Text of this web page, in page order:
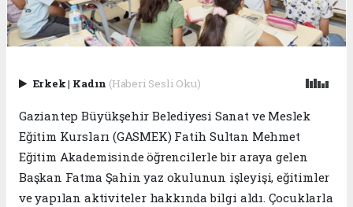
Erkek| Kadın (Haberi Sesli Oku)
Gaziantep Büyükşehir Belediyesi Sanat ve Meslek
Eğitim Kursları (GASMEK) Fatih Sultan Mehmet
Eğitim Akademisinde öğrencilerle bir araya gelen
Başkan Fatma Şahin yaz okulunun işleyişi, eğitimler
ve yapılan aktiviteler hakkında bilgi aldı. Çocuklarla